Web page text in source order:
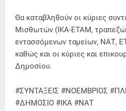
Θα καταβληθούν οι κύριες
Μισθωτών (ΙΚΑ-ΕΤΑΜ,
εντασσόμενων ταμείων, ΝΑΤ,
καθώς και οι κύριες και
Δημοσίου.
#ΣΥΝΤΑΞΕΙΣ #ΝΟΕΜΒΡΙΟΣ
#ΔΗΜΟΣΙΟ #ΙΚΑ #ΝΑΤ